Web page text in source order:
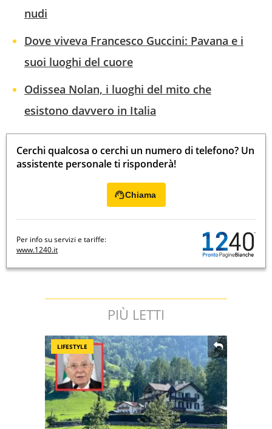
nudi
Dove viveva Francesco Guccini: Pavana e i
suoi luoghi del cuore
Odissea Nolan, i luoghi del mito che
esistono davvero in Italia
Cerchi qualcosa o cerchi un numero di telefono? Un
assistente personale ti risponderà!
Chiama
Per info su servizi e tariffe:
www.1240.it
PIÙ LETTI
LIFESTYLE